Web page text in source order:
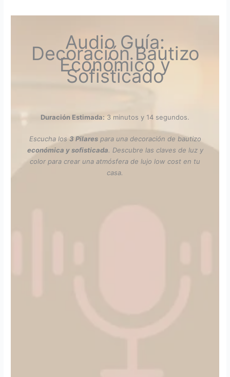
Audio Guía:
Decoración Bautizo
Económico y
Sofisticado
Duración Estimada: 3 minutos y 14 segundos.
Escucha los 3 Pilarespara una decoración de bautizo
económica y sofisticada. Descubre las claves de luz y
color para crear una atmósfera de lujo low cost en tu
casa.